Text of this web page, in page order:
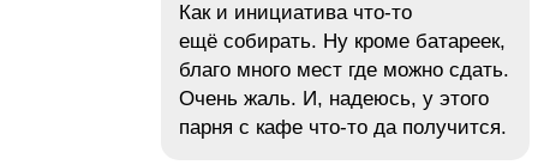
Как и инициатива что-то
ещё собирать. Ну кроме батареек,
благо много мест где можно сдать.
Очень жаль. И, надеюсь, у этого
парня с кафе что-то да получится.